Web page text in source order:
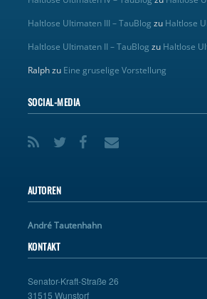
Haltlose Ultimaten III – TauBlog zu Haltlose
Haltlose Ultimaten II – TauBlog zu Haltlose
Ralphzu Eine gruselige Vorstellung
SOCIAL-MEDIA
AUTOREN
André Tautenhahn
KONTAKT
Senator-Kraft-Straße 26
31515 Wunstorf